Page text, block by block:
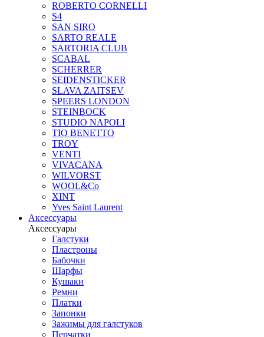
ROBERTO CORNELLI
S4
SAN SIRO
SARTO REALE
SARTORIA CLUB
SCABAL
SCHERRER
SEIDENSTICKER
SLAVA ZAITSEV
SPEERS LONDON
STEINBOCK
STUDIO NAPOLI
TIO BENETTO
TROY
VENTI
VIVACANA
WILVORST
WOOL&Co
XINT
Yves Saint Laurent
Аксессуары
Аксессуары
Галстуки
Пластроны
Бабочки
Шарфы
Кушаки
Ремни
Платки
Запонки
Зажимы для галстуков
Перчатки